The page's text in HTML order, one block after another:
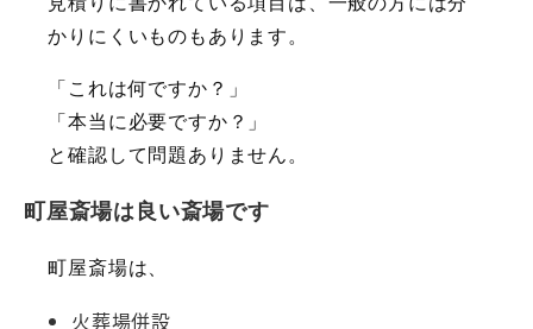
かりにくいものもあります。
「これは何ですか？」
「本当に必要ですか？」
と確認して問題ありません。
町屋斎場は良い斎場です
町屋斎場は、
火葬場併設